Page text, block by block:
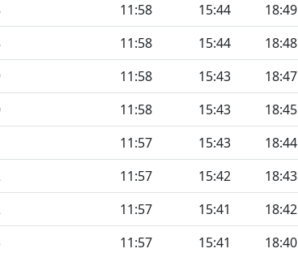
11:58 15:44 18:49
11:58 15:44 18:48
11:58 15:43 18:47
11:58 15:43 18:45
11:57 15:43 18:44
11:57 15:42 18:43
11:57 15:41 18:42
11:57 15:41 18:40